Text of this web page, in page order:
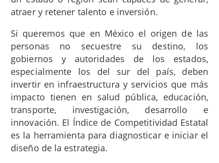
atraer y retener talento e inversión.
Si queremos que en México el origen de las
personas no secuestre su destino, los
gobiernos y autoridades de los estados,
especialmente los del sur del país, deben
invertir en infraestructura y servicios que más
impacto tienen en salud pública, educación,
transporte, investigación, desarrollo e
innovación. El Índice de Competitividad Estatal
es la herramienta para diagnosticar e iniciar el
diseño de la estrategia.